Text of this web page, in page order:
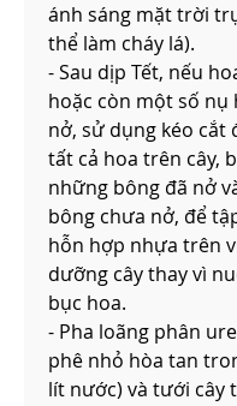
ánh sáng mặt trời
thể làm cháy lá).
- Sau dịp Tết, nếu
hoặc còn một số nụ
nở, sử dụng kéo cắt
tất cả hoa trên cây,
những bông đã nở
bông chưa nở, để
hỗn hợp nhựa trên
dưỡng cây thay vì
bục hoa.
- Pha loãng phân
phê nhỏ hòa tan
lít nước) và tưới cây